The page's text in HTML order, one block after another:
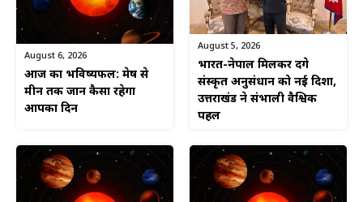
August 6, 2026
आज का भविष्यफल: मेष से
मीन तक जानें कैसा रहेगा
आपका दिन
August 5, 2026
भारत-नेपाल मिलकर देंगे
संस्कृत अनुसंधान को नई दिशा,
उत्तराखंड ने संभाली वैश्विक
पहल